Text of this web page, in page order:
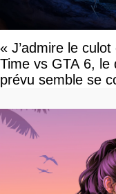
« J’admire le
Time vs GTA 6, le
prévu semble se